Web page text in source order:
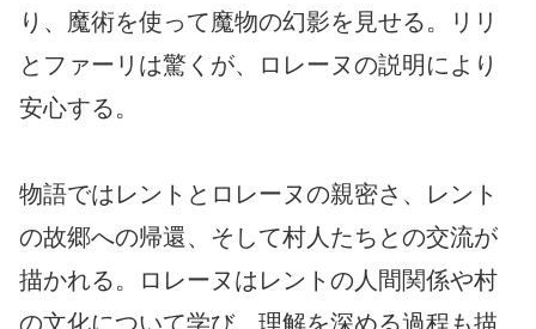
り、魔術を使って魔物の幻影を見せる。リリ
とファーリは驚くが、ロレーヌの説明により
安心する。
物語ではレントとロレーヌの親密さ、レント
の故郷への帰還、そして村人たちとの交流が
描かれる。ロレーヌはレントの人間関係や村
の文化について学び、理解を深める過程も描